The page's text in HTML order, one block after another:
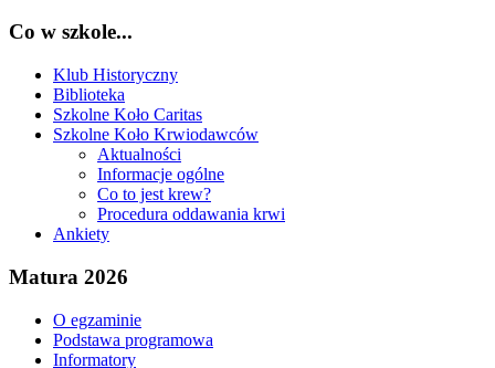
Co w szkole...
Klub Historyczny
Biblioteka
Szkolne Koło Caritas
Szkolne Koło Krwiodawców
Aktualności
Informacje ogólne
Co to jest krew?
Procedura oddawania krwi
Ankiety
Matura 2026
O egzaminie
Podstawa programowa
Informatory